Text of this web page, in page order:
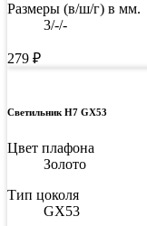
Размеры (в/ш/г) в мм.
3/-/-
279 ₽
Светильник H7 GX53
Цвет плафона
Золото
Тип цоколя
GX53